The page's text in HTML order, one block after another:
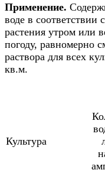
Применение.
воде в соответствии
растения утром или
погоду, равномерно
раствора для всех
кв.м.
Культура